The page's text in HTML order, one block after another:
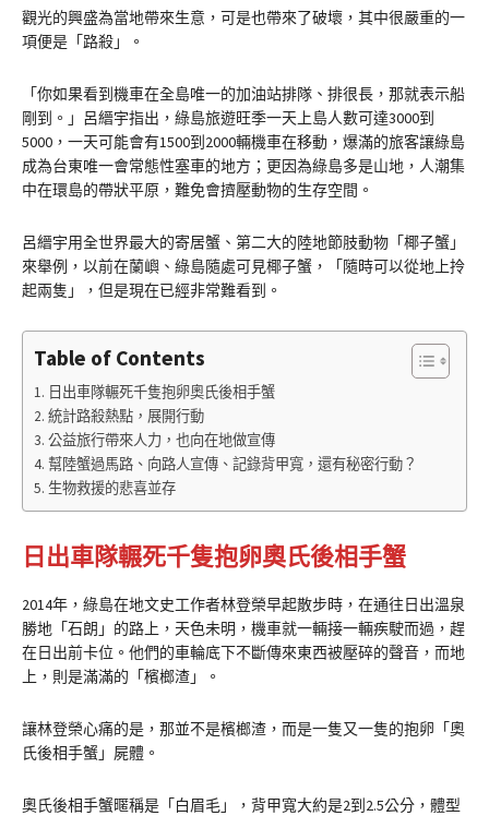
觀光的興盛為當地帶來生意，可是也帶來了破壞，其中很嚴重的一
項便是「路殺」。
「你如果看到機車在全島唯一的加油站排隊、排很長，那就表示船
剛到。」呂縉宇指出，綠島旅遊旺季一天上島人數可達3000到
5000，一天可能會有1500到2000輛機車在移動，爆滿的旅客讓綠島
成為台東唯一會常態性塞車的地方；更因為綠島多是山地，人潮集
中在環島的帶狀平原，難免會擠壓動物的生存空間。
呂縉宇用全世界最大的寄居蟹、第二大的陸地節肢動物「椰子蟹」
來舉例，以前在蘭嶼、綠島隨處可見椰子蟹，「隨時可以從地上拎
起兩隻」，但是現在已經非常難看到。
Table of Contents
日出車隊輾死千隻抱卵奧氏後相手蟹
統計路殺熱點，展開行動
公益旅行帶來人力，也向在地做宣傳
幫陸蟹過馬路、向路人宣傳、記錄背甲寬，還有秘密行動？
生物救援的悲喜並存
日出車隊輾死千隻抱卵奧氏後相手蟹
2014年，綠島在地文史工作者林登榮早起散步時，在通往日出溫泉
勝地「石朗」的路上，天色未明，機車就一輛接一輛疾駛而過，趕
在日出前卡位。他們的車輪底下不斷傳來東西被壓碎的聲音，而地
上，則是滿滿的「檳榔渣」。
讓林登榮心痛的是，那並不是檳榔渣，而是一隻又一隻的抱卵「奧
氏後相手蟹」屍體。
奧氏後相手蟹暱稱是「白眉毛」，背甲寬大約是2到2.5公分，體型